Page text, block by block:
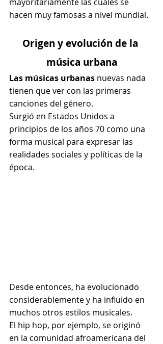
hacen muy famosas a nivel mundial.
Origen y evolución de la
música urbana
Las músicas urbanas nuevas nada
tienen que ver con las primeras
canciones del género.
Surgió en Estados Unidos a
principios de los años 70 como una
forma musical para expresar las
realidades sociales y políticas de la
época.
Desde entonces, ha evolucionado
considerablemente y ha influido en
muchos otros estilos musicales.
El hip hop, por ejemplo, se originó
en la comunidad afroamericana del